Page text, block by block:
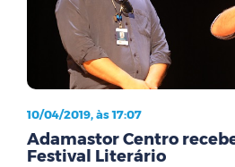
10/04/2019, às 17:07
Adamastor Centro
Festival Literário